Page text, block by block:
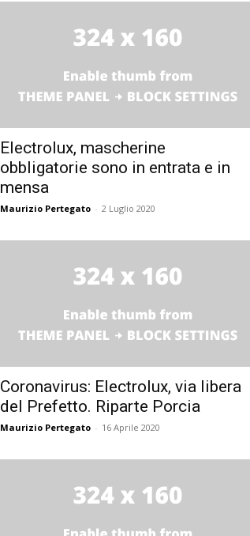
Electrolux, mascherine
obbligatorie sono in entrata e in
mensa
Maurizio Pertegato - 2 Luglio 2020
Coronavirus: Electrolux, via libera
del Prefetto. Riparte Porcia
Maurizio Pertegato - 16 Aprile 2020